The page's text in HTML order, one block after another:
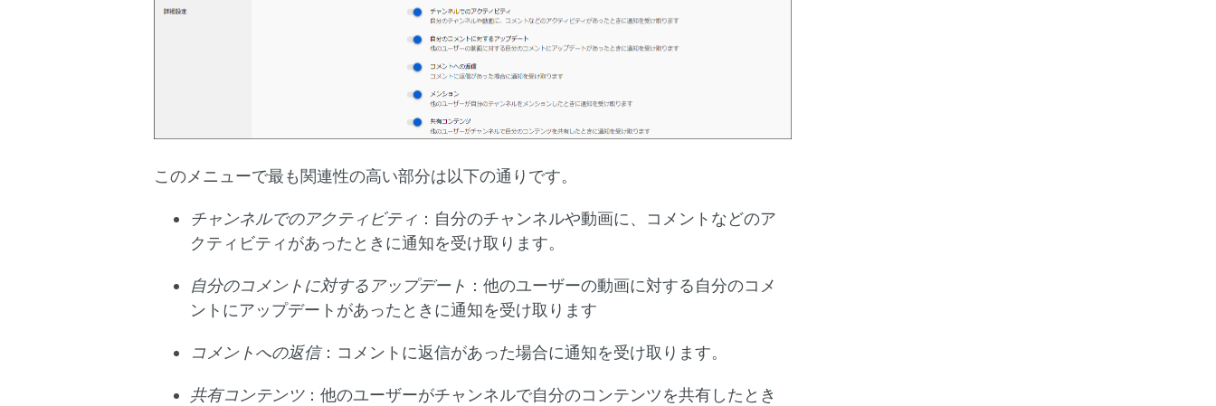
このメニューで最も関連性の高い部分は以下の通りです。
チャンネルでのアクティビティ ：自分のチャンネルや動画に、コメントなどのア
クティビティがあったときに通知を受け取ります。
自分のコメントに対するアップデート ：他のユーザーの動画に対する自分のコメ
ントにアップデートがあったときに通知を受け取ります
コメントへの返信：コメントに返信があった場合に通知を受け取ります。
共有コンテンツ：他のユーザーがチャンネルで自分のコンテンツを共有したとき